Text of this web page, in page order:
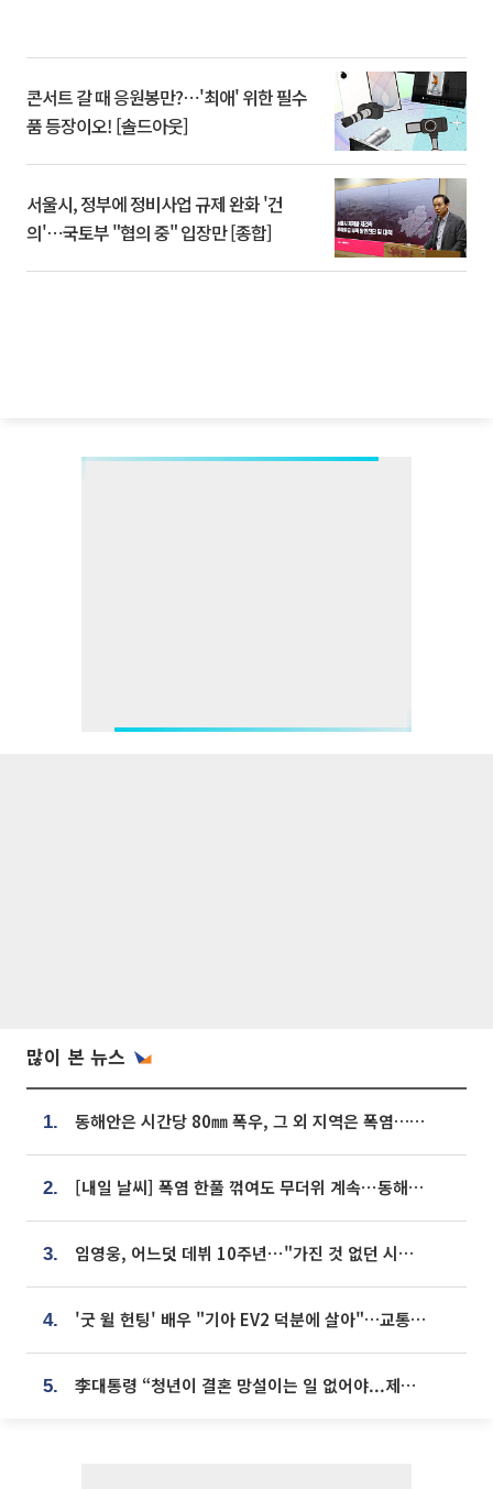
콘서트 갈 때 응원봉만?⋯'최애' 위한 필수
품 등장이오! [솔드아웃]
서울시, 정부에 정비사업 규제 완화 '건
의'⋯국토부 "협의 중" 입장만 [종합]
많이 본 뉴스
1. 동해안은 시간당 80㎜ 폭우, 그 외 지역은 폭염…‘극과 극 날씨’
2. [내일 날씨] 폭염 한풀 꺾여도 무더위 계속⋯동해안 이틀 연속 비
3. 임영웅, 어느덧 데뷔 10주년⋯"가진 것 없던 시절, 내 앞엔 20명의 팬뿐"
4. '굿 윌 헌팅' 배우 "기아 EV2 덕분에 살아"…교통사고 후 안전성 극찬
5. 李대통령 “청년이 결혼 망설이는 일 없어야...제도상 불이익 조사”